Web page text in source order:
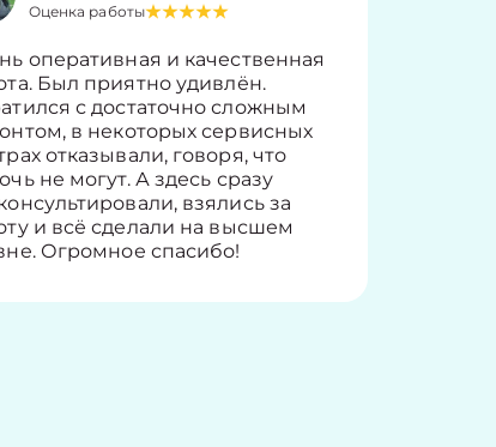
Оценка работы
оперативная и качественная
Был приятно удивлён.
с достаточно сложным
в некоторых сервисных
отказывали, говоря, что
не могут. А здесь сразу
взялись за
и всё сделали на высшем
Огромное спасибо!